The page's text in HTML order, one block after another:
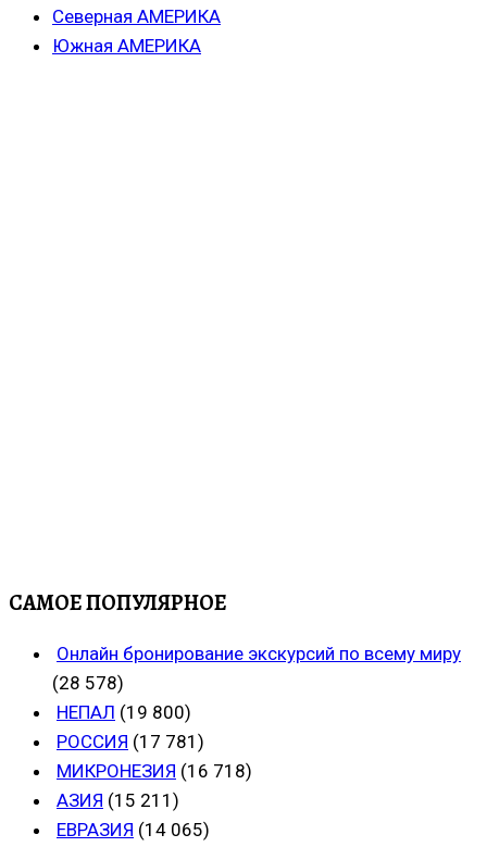
Северная АМЕРИКА
Южная АМЕРИКА
САМОЕ ПОПУЛЯРНОЕ
Онлайн бронирование экскурсий по всему миру
(28 578)
НЕПАЛ (19 800)
РОССИЯ (17 781)
МИКРОНЕЗИЯ (16 718)
АЗИЯ (15 211)
ЕВРАЗИЯ (14 065)